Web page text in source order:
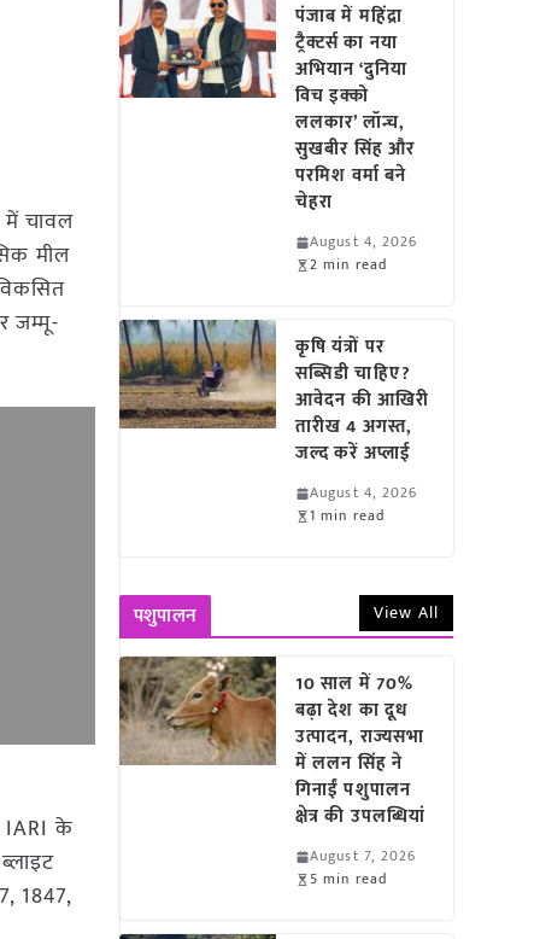
में चावल
मील
जम्मू-
IARI के
1847,
पंजाब में महिंद्रा
ट्रैक्टर्स का नया
अभियान ‘दुनिया
विच इक्को
ललकार’ लॉन्च,
सुखबीर सिंह और
परमिश वर्मा बने
चेहरा
August 4, 2026
2 min read
कृषि यंत्रों पर
सब्सिडी चाहिए?
आवेदन की आखिरी
तारीख 4 अगस्त,
जल्द करें अप्लाई
August 4, 2026
1 min read
पशुपालन View All
10 साल में 70%
बढ़ा देश का दूध
उत्पादन, राज्यसभा
में ललन सिंह ने
गिनाईं पशुपालन
क्षेत्र की उपलब्धियां
August 7, 2026
5 min read